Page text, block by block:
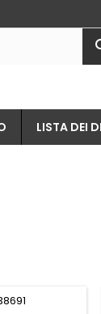
LISTA DEI
add_circle_outline